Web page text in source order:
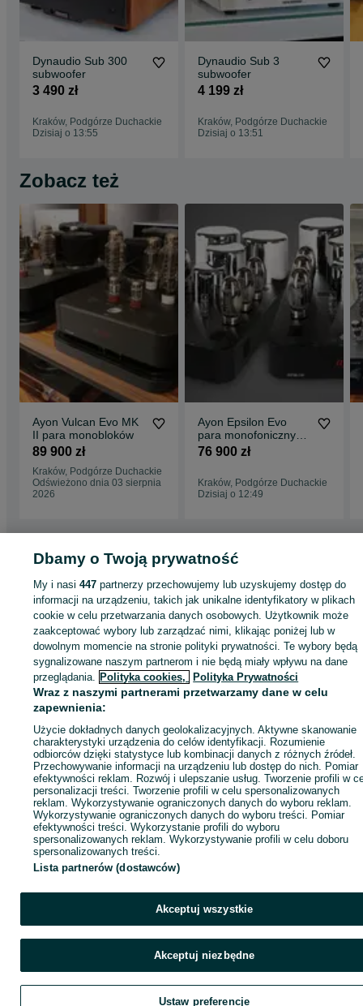
Dynaudio Sub 300
subwoofer
3 490 zł
Kraków, Podgórze Duchackie
Dzisiaj o 13:55
Dynaudio Sub 3
subwoofer
4 199 zł
Kraków, Podgórze Duchackie
Dzisiaj o 13:51
Zobacz też
Ayon Vulcan Evo MK
II para monobloków
89 900 zł
Kraków, Podgórze Duchackie
Odświeżono dnia 03 sierpnia
2026
Ayon Epsilon Evo
para monofonicznych
końcówek mocy
76 900 zł
Kraków, Podgórze Duchackie
Dzisiaj o 12:49
Strona główna Elektronika Sprzęt audio
Małopolskie
Wzmacniacze - Kraków Wzmacniacze - Podgórze Duchackie
KATEGORIA
ID:1049792136 Wyświetlenia:
Zadzwoń / SMS
Dbamy o Twoją prywatność
My i nasi447 partnerzy przechowujemy lub uzyskujemy dostęp do
informacji na urządzeniu, takich jak unikalne identyfikatory w plikach
cookie w celu przetwarzania danych osobowych. Użytkownik może
zaakceptować wybory lub zarządzać nimi, klikając poniżej lub w
dowolnym momencie na stronie polityki prywatności. Te wybory będą
sygnalizowane naszym partnerom i nie będą miały wpływu na dane
przeglądania. Polityka cookies, Polityka Prywatności
Wraz z naszymi partnerami przetwarzamy dane w celu
zapewnienia:
Użycie dokładnych danych geolokalizacyjnych. Aktywne skanowanie
charakterystyki urządzenia do celów identyfikacji. Rozumienie
odbiorców dzięki statystyce lub kombinacji danych z różnych źródeł.
Przechowywanie informacji na urządzeniu lub dostęp do nich. Pomiar
efektywności reklam. Rozwój i ulepszanie usług. Tworzenie profili w
personalizacji treści. Tworzenie profili w celu spersonalizowanych
reklam. Wykorzystywanie ograniczonych danych do wyboru reklam.
Wykorzystywanie ograniczonych danych do wyboru treści. Pomiar
efektywności treści. Wykorzystanie profili do wyboru
spersonalizowanych reklam. Wykorzystywanie profili w celu doboru
spersonalizowanych treści.
Lista partnerów (dostawców)
Akceptuj wszystkie
Akceptuj niezbędne
Ustaw preferencje